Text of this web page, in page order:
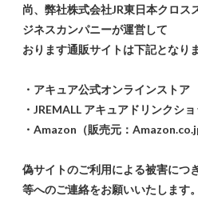
尚、弊社株式会社JR東日本クロス
ジネスカンパニーが運営して
おります通販サイトは下記となりま
・アキュア公式オンラインストア
・JREMALL アキュアドリンクシ
・Amazon（販売元：
偽サイトのご利用による被害につ
等へのご連絡をお願いいたします。